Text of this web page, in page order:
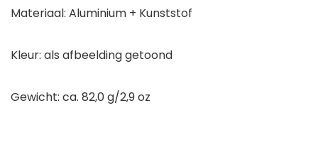
Materiaal: Aluminium + Kunststof
Kleur: als afbeelding getoond
Gewicht: ca. 82,0 g/2,9 oz